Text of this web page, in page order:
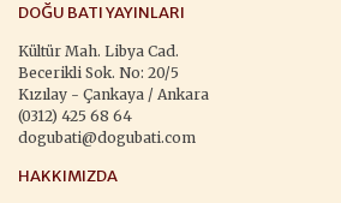
DOĞU BATI YAYINLARI
Kültür Mah. Libya Cad.
Becerikli Sok. No: 20/5
Kızılay - Çankaya / Ankara
(0312) 425 68 64
dogubati@dogubati.com
HAKKIMIZDA